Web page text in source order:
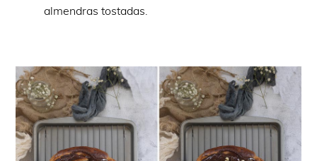
almendras tostadas.